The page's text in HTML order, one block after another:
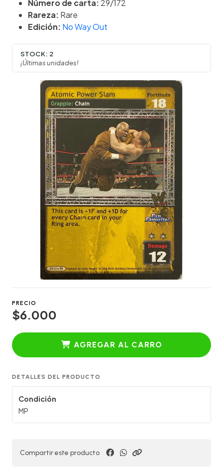
Número de carta: 29/172
Rareza: Rare
Edición: No Way Out
STOCK: 2
¡Últimas unidades!
PRECIO
$6.000
AGREGAR AL CARRO
DETALLES DEL PRODUCTO
Condición
MP
Compartir este producto